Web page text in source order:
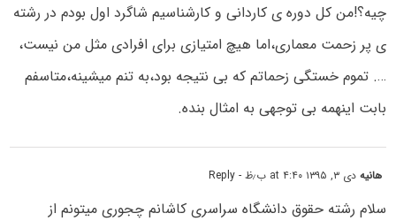
چیه؟!من کل دوره ی کاردانی و کارشناسیم شاگرد اول بودم در رشته
ی پر زحمت معماری،اما هیچ امتیازی برای افرادی مثل من نیست،
…. تموم خستگی زحماتم که بی نتیجه بود،به تنم میشینه،متاسفم
بابت اینهمه بی توجهی به امثال بنده.
هانیهدی ۳, ۱۳۹۵ at ۴:۴۰ ب٫ظ - Reply
سلام رشته حقوق دانشگاه سراسری کاشانم چجوری میتونم از